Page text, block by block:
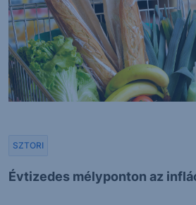
Évtizedes mélyponton az
SZTORI